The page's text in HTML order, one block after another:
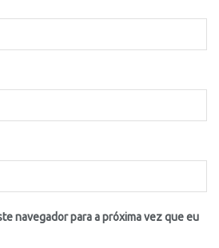
navegador para a próxima vez que eu